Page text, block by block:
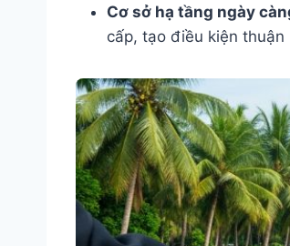
Cơ sở hạ tầng ngày
cấp, tạo điều kiện